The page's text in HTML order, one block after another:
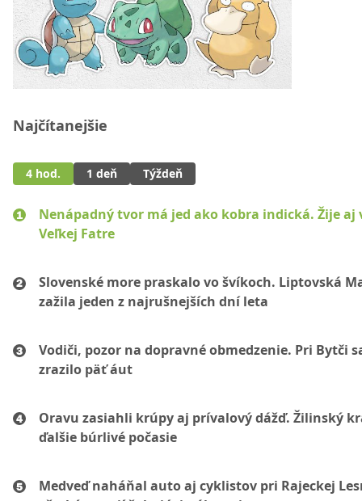
Najčítanejšie
4 hod. 1 deň Týždeň
Nenápadný tvor má jed ako kobra indická. Žije aj
Veľkej Fatre
Slovenské more praskalo vo švíkoch. Liptovská
zažila jeden z najrušnejších dní leta
Vodiči, pozor na dopravné obmedzenie. Pri Bytči
zrazilo päť áut
Oravu zasiahli krúpy aj prívalový dážď. Žilinský
ďalšie búrlivé počasie
Medveď naháňal auto aj cyklistov pri Rajeckej